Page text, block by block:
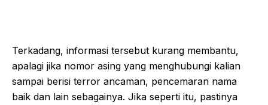
Terkadang, informasi tersebut kurang membantu,
apalagi jika nomor asing yang menghubungi kalian
sampai berisi terror ancaman, pencemaran nama
baik dan lain sebagainya. Jika seperti itu, pastinya